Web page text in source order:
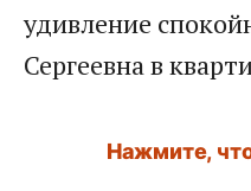
удивление
Сергеевна в
Нажмите,